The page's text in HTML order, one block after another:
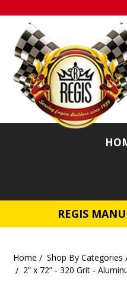
REGIS
Home Shop By Categories
2” x 72” - 320 Grit -